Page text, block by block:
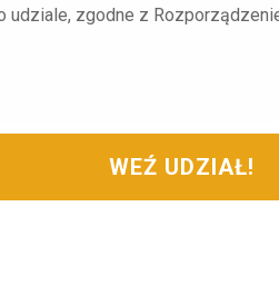
udziale, zgodne z
WEŹ UDZIAŁ!